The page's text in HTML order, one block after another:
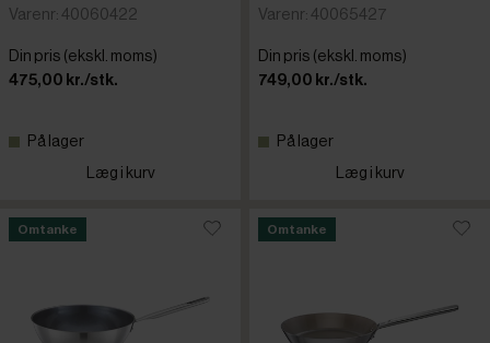
Fiskars
Varenr: 40060422
Din pris (ekskl. moms)
475,00 kr./stk.
På lager
Læg i kurv
Varenr: 40065427
Din pris (ekskl. moms)
749,00 kr./stk.
På lager
Læg i kurv
Omtanke Omtanke